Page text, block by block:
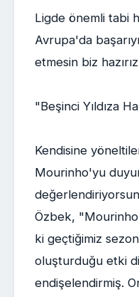
Ligde önemli tabi
Avrupa'da
etmesin biz
"Beşinci Yıldıza
Kendisine
Mourinho'yu
Özbek,
ki geçtiğimiz
oluşturduğu etki
endişelendirmiş.